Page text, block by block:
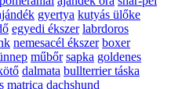
gyertya kutyás ülőke
egyedi ékszer labrdoros
nemesacél ékszer boxer
műbőr sapka goldenes
dalmata bullterrier táska
matrica dachshund